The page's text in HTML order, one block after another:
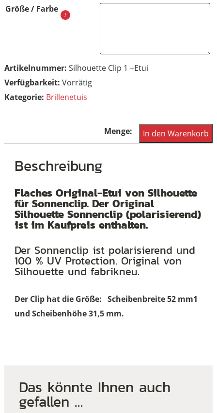
Größe / Farbe
Artikelnummer: Silhouette Clip 1 +Etui
Vorrätig
Kategorie: Brillenetuis
Flaches
Original
Silhouette
für
Sonnenclip.
Clip
Menge
In den Warenkorb
Beschreibung
Flaches Original-Etui von Silhouette
für Sonnenclip. Der Original
Silhouette Sonnenclip (polarisierend)
ist im Kaufpreis enthalten.
Der Sonnenclip ist polarisierend und
100 % UV Protection. Original von
Silhouette und fabrikneu.
Der Clip hat die Größe: Scheibenbreite 52 mm1
und Scheibenhöhe 31,5 mm.
Das könnte Ihnen auch
gefallen …